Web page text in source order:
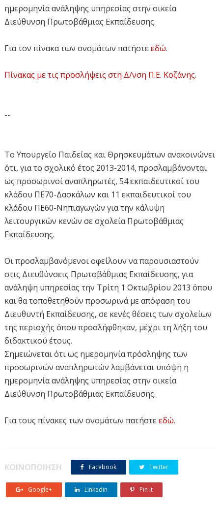
ημερομηνία ανάληψης υπηρεσίας στην οικεία
Διεύθυνση Πρωτοβάθμιας Εκπαίδευσης.
Για τον πίνακα των ονομάτων πατήστεεδώ.
Πίνακας με τις προσλήψεις στη Δ/νση Π.Ε. Κοζάνης.
--
Το Υπουργείο Παιδείας και Θρησκευμάτων ανακοινώνει
ότι, για το σχολικό έτος 2013-2014, προσλαμβάνονται
ως προσωρινοί αναπληρωτές, 54 εκπαιδευτικοί του
κλάδου ΠΕ70-Δασκάλων και 11 εκπαιδευτικοί του
κλάδου ΠΕ60-Νηπιαγωγών για την κάλυψη
λειτουργικών κενών σε σχολεία Πρωτοβάθμιας
Εκπαίδευσης.
Οι προσλαμβανόμενοι οφείλουν να παρουσιαστούν
στις Διευθύνσεις Πρωτοβάθμιας Εκπαίδευσης, για
ανάληψη υπηρεσίας την Τρίτη 1 Οκτωβρίου 2013 όπου
και θα τοποθετηθούν προσωρινά με απόφαση του
Διευθυντή Εκπαίδευσης, σε κενές θέσεις των σχολείων
της περιοχής όπου προσλήφθηκαν, μέχρι τη λήξη του
διδακτικού έτους.
Σημειώνεται ότι ως ημερομηνία πρόσληψης των
προσωρινών αναπληρωτών λαμβάνεται υπόψη η
ημερομηνία ανάληψης υπηρεσίας στην οικεία
Διεύθυνση Πρωτοβάθμιας Εκπαίδευσης.
Για τους πίνακες των ονομάτων πατήστεεδώ.
ΚΟΙΝΟΠΟΙΗΣΗ Facebook Twitter
Google+ Linkedin Pin it